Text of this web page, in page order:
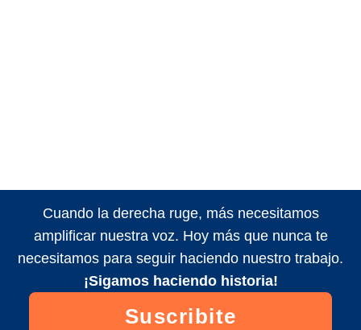
Cuando la derecha ruge, más necesitamos
amplificar nuestra voz. Hoy más que nunca te
necesitamos para seguir haciendo nuestro trabajo.
¡Sigamos haciendo historia!
Suscribite